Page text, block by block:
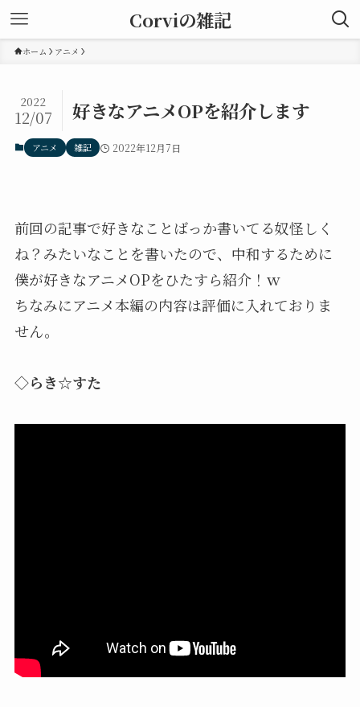
Corviの雑記
ホーム アニメ
好きなアニメOPを紹介します
2022
12/07
アニメ 雑記 2022年12月7日
前回の記事で好きなことばっか書いてる奴怪しく
ね？みたいなことを書いたので、中和するために
僕が好きなアニメOPをひたすら紹介！ｗ
ちなみにアニメ本編の内容は評価に入れておりま
せん。
◇らき☆すた